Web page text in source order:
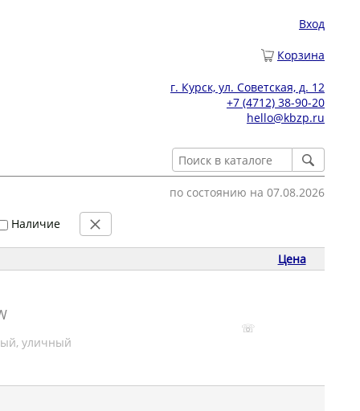
Вход
Корзина
г. Курск, ул. Советская, д. 12
+7 (4712) 38-90-20
hello@kbzp.ru
по состоянию на 07.08.2026
Наличие
Цена
уличный
☏